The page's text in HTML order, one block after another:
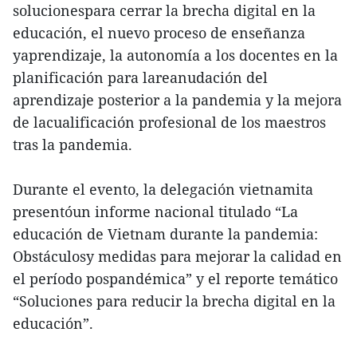
solucionespara cerrar la brecha digital en la
educación, el nuevo proceso de enseñanza
yaprendizaje, la autonomía a los docentes en la
planificación para lareanudación del
aprendizaje posterior a la pandemia y la mejora
de lacualificación profesional de los maestros
tras la pandemia.
Durante el evento, la delegación vietnamita
presentóun informe nacional titulado “La
educación de Vietnam durante la pandemia:
Obstáculosy medidas para mejorar la calidad en
el período pospandémica” y el reporte temático
“Soluciones para reducir la brecha digital en la
educación”.